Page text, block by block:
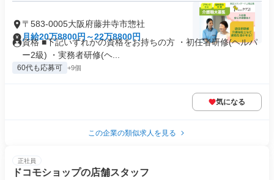
〒583-0005大阪府藤井寺市惣社
月給20万8800円～22万8800円
資格 ■下記いずれかの資格をお持ちの方 ・初任者研修(ヘルパ
ー2級) ・実務者研修(ヘ...
60代も応募可 +9個
気になる
この企業の類似求人を見る
正社員
ドコモショップの店舗スタッフ